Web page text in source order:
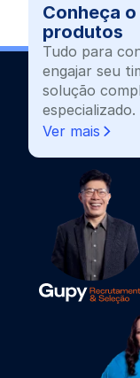
Conheça
produtos
Tudo para
engajar seu
solução
especializado.
Ver mais